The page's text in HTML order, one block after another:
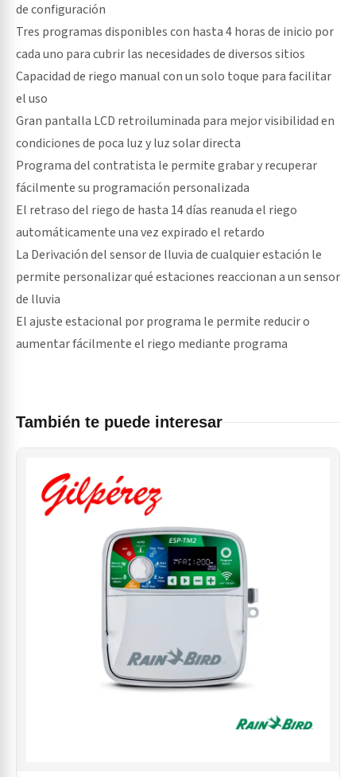
de configuración
Tres programas disponibles con hasta 4 horas de inicio por
cada uno para cubrir las necesidades de diversos sitios
Capacidad de riego manual con un solo toque para facilitar
el uso
Gran pantalla LCD retroiluminada para mejor visibilidad en
condiciones de poca luz y luz solar directa
Programa del contratista le permite grabar y recuperar
fácilmente su programación personalizada
El retraso del riego de hasta 14 días reanuda el riego
automáticamente una vez expirado el retardo
La Derivación del sensor de lluvia de cualquier estación le
permite personalizar qué estaciones reaccionan a un sensor
de lluvia
El ajuste estacional por programa le permite reducir o
aumentar fácilmente el riego mediante programa
También te puede interesar